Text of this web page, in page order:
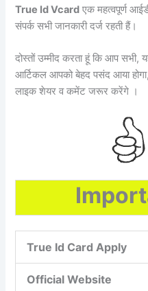
True Id Vcard एक महत्वपूर्ण
संपर्क सभी जानकारी दर्ज रहती हैं।
दोस्तों उम्मीद करता हूं कि आप
आर्टिकल आपको बेहद पसंद आया
लाइक शेयर व कमेंट जरूर करेंगे ।
True Id Card Apply
Official Website